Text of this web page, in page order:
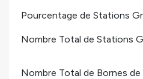
Pourcentage de Stations
Nombre Total de Stations
Nombre Total de Bornes de